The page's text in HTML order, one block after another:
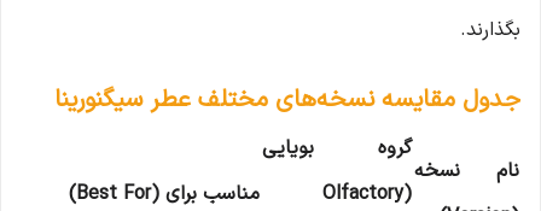
بگذارند.
جدول مقایسه نسخه‌های مختلف عطر سیگنورینا
نام نسخه
گروه بویایی
(Olfactory
مناسب برای (Best For)